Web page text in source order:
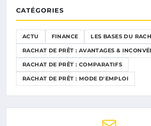
CATÉGORIES
ACTU FINANCE LES BASES DU
RACHAT DE PRÊT : AVANTAGES &
RACHAT DE PRÊT : COMPARATIFS
RACHAT DE PRÊT : MODE D'EMPLOI